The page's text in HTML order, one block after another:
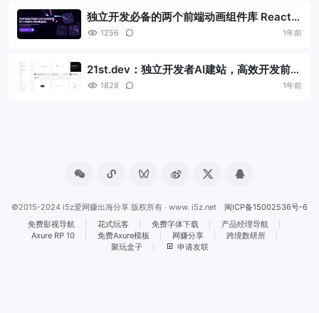
独立开发必备的两个前端动画组件库 React /
Vue 全支持
1256 1年前
21st.dev：独立开发者AI建站，高效开发前端
必备组件库
1828 1年前
©2015-2024 i5z爱网赚出海分享 版权所有 · www. i5z.net 闽ICP备15002536号-6
免费影视导航
花式玩客 免费字体下载
产品经理导航
Axure RP 10
免费Axure模板 网赚分享
跨境数研所
聚玩盒子
申请友联